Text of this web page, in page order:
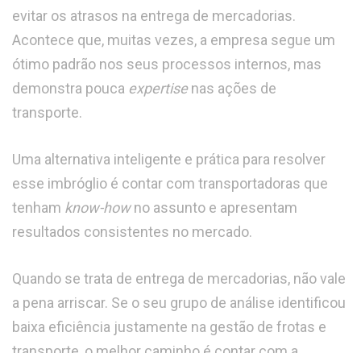
evitar os atrasos na entrega de mercadorias.
Acontece que, muitas vezes, a empresa segue um
ótimo padrão nos seus processos internos, mas
demonstra pouca expertisenas ações de
transporte.
Uma alternativa inteligente e prática para resolver
esse imbróglio é contar com transportadoras que
tenham know-howno assunto e apresentam
resultados consistentes no mercado.
Quando se trata de entrega de mercadorias, não vale
a pena arriscar. Se o seu grupo de análise identificou
baixa eficiência justamente na gestão de frotas e